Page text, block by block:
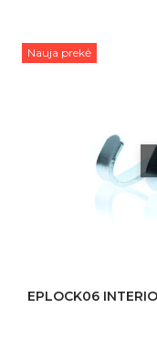
Nauja prekė
EPLOCK06